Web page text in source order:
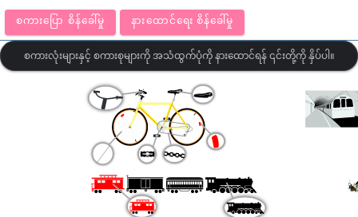
စကားပြော စိန်ခေါ်မှု နားထောင်ရေး စိန်ခေါ်မှု
စကားလုံးများနှင့် စကားစုများကို အသံထွက်ပုံကို နားထောင်ရန် ၎င်းတို့ကို နှိပ်ပါ။